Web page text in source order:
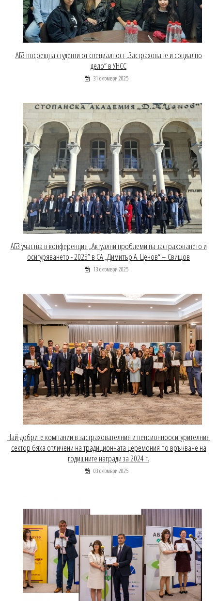
АБЗ посрещна студенти от специалност „Застраховане и социално
дело“ в УНСС
31 октомври 2025
АБЗ участва в конференция „Актуални проблеми на застраховането и
осигуряването - 2025” в СА „Димитър А. Ценов“ – Свищов
13 октомври 2025
Най-добрите компании в застрахователния и пенсионноосигурителния
сектор бяха отличени на традиционната церемония по връчване на
годишните награди за 2024 г.
03 октомври 2025